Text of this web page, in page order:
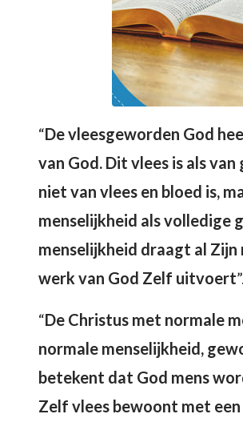
“De vleesgeworden God
van God. Dit vlees is als
niet van vlees en bloed is,
menselijkheid als volledige
menselijkheid draagt al
werk van God Zelf uitvoert
“De Christus met normale
normale menselijkheid,
betekent dat God mens
Zelf vlees bewoont met